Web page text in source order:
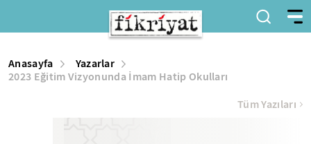
Anasayfa
Yazarlar
2023 Eğitim Vizyonunda İmam Hatip Okulları
Tüm Yazıları